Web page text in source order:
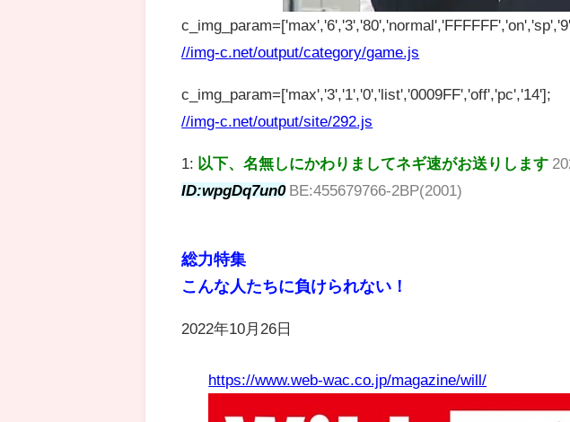
//img-c.net/output/category/game.js
c_img_param=['max','3','1','0','list','0009FF','off','pc','14'];
//img-c.net/output/site/292.js
1: 以下、名無しにかわりましてネギ速がお送りします
ID:wpgDq7un0BE:455679766-2BP(2001)
総力特集
こんな人たちに負けられない！
2022年10月26日
https://www.web-wac.co.jp/magazine/will/